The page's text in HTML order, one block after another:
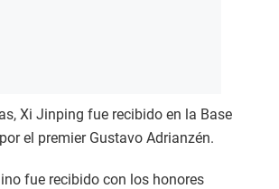
Xi Jinping fue recibido en la Base
el premier Gustavo Adrianzén.
fue recibido con los honores